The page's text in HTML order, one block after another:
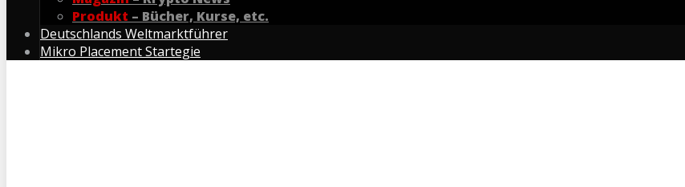
Produkt – Bücher, Kurse, etc.
Deutschlands Weltmarktführer
Mikro Placement Startegie